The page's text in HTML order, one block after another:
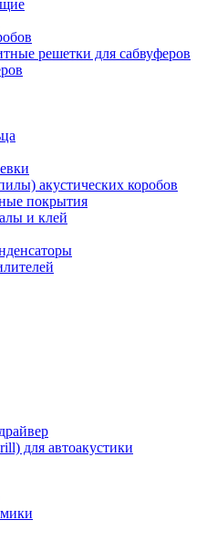
решетки для сабвуферов
акустических коробов
покрытия
и клей
для автоакустики